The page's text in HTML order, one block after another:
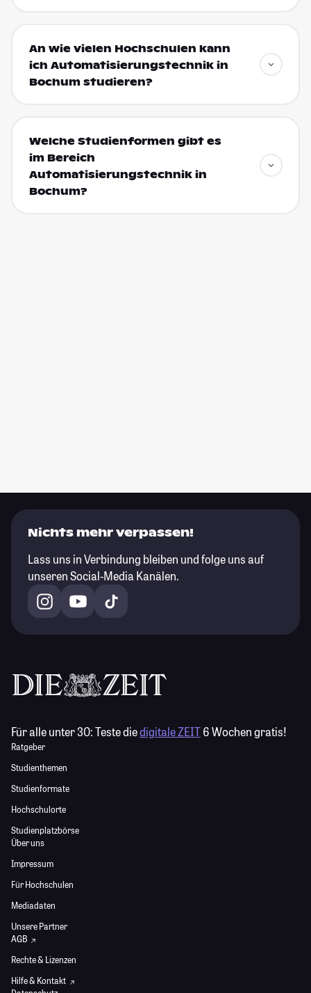
An wie vielen Hochschulen kann
ich Automatisierungstechnik in
Bochum studieren?
Welche Studienformen gibt es
im Bereich
Automatisierungstechnik in
Bochum?
Nichts mehr verpassen!
Lass uns in Verbindung bleiben und folge uns auf
unseren Social-Media Kanälen.
Für alle unter 30:Teste diedigitale ZEIT6 Wochen gratis!
Ratgeber
Studienthemen
Studienformate
Hochschulorte
Studienplatzbörse
Über uns
Impressum
Für Hochschulen
Mediadaten
Unsere Partner
AGB
Rechte & Lizenzen
Hilfe & Kontakt